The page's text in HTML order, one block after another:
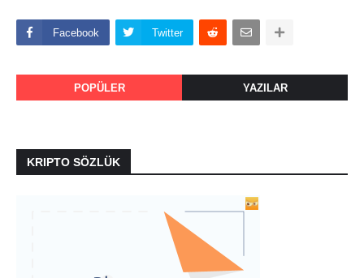
Facebook Twitter
POPÜLER YAZILAR
KRIPTO SÖZLÜK